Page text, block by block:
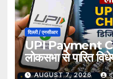
दिल्ली / एनसीआर
UPI Payment
लोकसभा से पारित
भुगतान पर लग
AUGUST 7, 2026